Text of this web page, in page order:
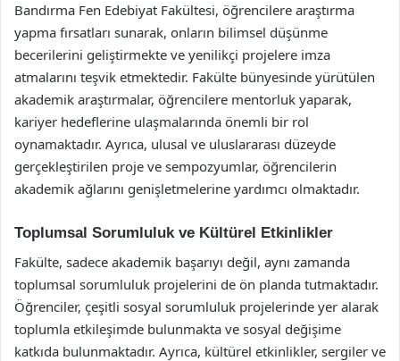
Bandırma Fen Edebiyat Fakültesi, öğrencilere araştırma
yapma fırsatları sunarak, onların bilimsel düşünme
becerilerini geliştirmekte ve yenilikçi projelere imza
atmalarını teşvik etmektedir. Fakülte bünyesinde yürütülen
akademik araştırmalar, öğrencilere mentorluk yaparak,
kariyer hedeflerine ulaşmalarında önemli bir rol
oynamaktadır. Ayrıca, ulusal ve uluslararası düzeyde
gerçekleştirilen proje ve sempozyumlar, öğrencilerin
akademik ağlarını genişletmelerine yardımcı olmaktadır.
Toplumsal Sorumluluk ve Kültürel Etkinlikler
Fakülte, sadece akademik başarıyı değil, aynı zamanda
toplumsal sorumluluk projelerini de ön planda tutmaktadır.
Öğrenciler, çeşitli sosyal sorumluluk projelerinde yer alarak
toplumla etkileşimde bulunmakta ve sosyal değişime
katkıda bulunmaktadır. Ayrıca, kültürel etkinlikler, sergiler ve